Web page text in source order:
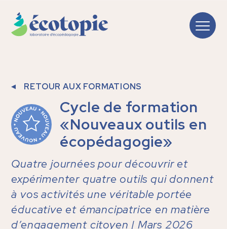
RETOUR AUX FORMATIONS
Cycle de formation
«Nouveaux outils en
écopédagogie»
Quatre journées pour découvrir et
expérimenter quatre outils qui donnent
à vos activités une véritable portée
éducative et émancipatrice en matière
d’engagement citoyen | Mars 2026